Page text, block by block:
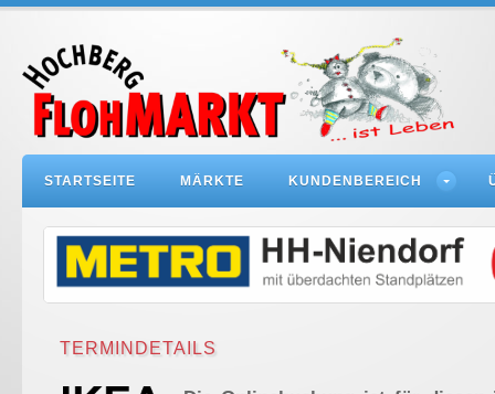
STARTSEITE MÄRKTE KUNDENBEREICH
TERMINDETAILS